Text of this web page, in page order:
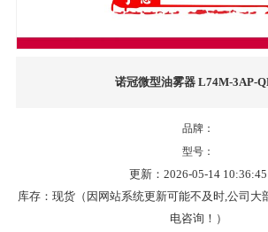
诺冠微型油雾器 L74M-3AP-
品牌：
型号：
更新：2026-05-14 10:36:45
库存：现货（因网站系统更新可能不及时,公司大
电咨询！）